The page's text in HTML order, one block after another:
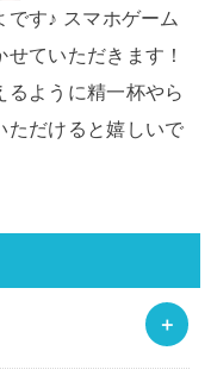
す♪ スマホゲーム
ていただきます！
るように精一杯やら
ただけると嬉しいで